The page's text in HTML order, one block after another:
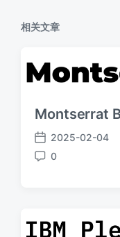
相关文章
Montserrat
发
布
2025-02-04
评
0